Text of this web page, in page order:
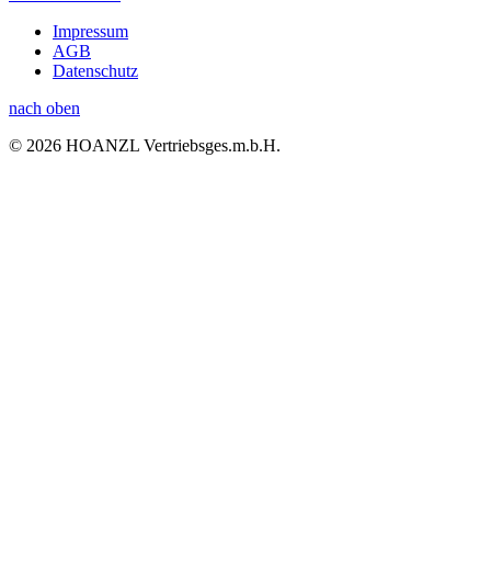
Impressum
AGB
Datenschutz
nach oben
© 2026 HOANZL Vertriebsges.m.b.H.